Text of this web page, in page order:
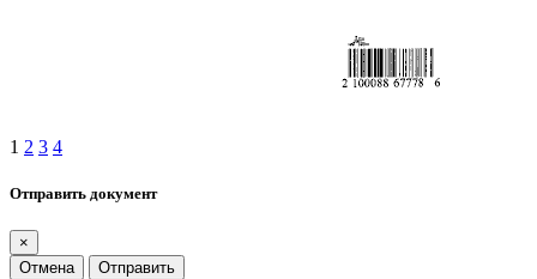
1 2 3 4
Отправить документ
×
Отмена
Отправить